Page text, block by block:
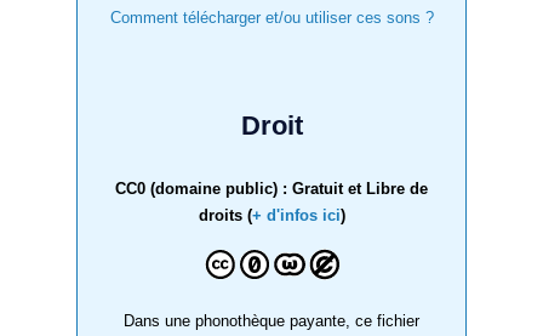
Comment télécharger et/ou utiliser ces sons ?
Droit
CC0 (domaine public) : Gratuit et Libre de
droits (+ d'infos ici)
Dans une phonothèque payante, ce fichier